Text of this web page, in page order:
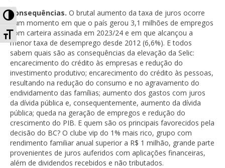
Alternar Alto Contraste
Alternar Tamanho da Fonte
Consequências. O brutal aumento da taxa de juros ocorre
num momento em que o país gerou 3,1 milhões de empregos
com carteira assinada em 2023/24 e em que alcançou a
menor taxa de desemprego desde 2012 (6,6%). E todos
sabem quais são as consequências da elevação da Selic:
encarecimento do crédito às empresas e redução do
investimento produtivo; encarecimento do crédito às pessoas,
resultando na redução do consumo e no agravamento do
endividamento das famílias; aumento dos gastos com juros
da dívida pública e, consequentemente, aumento da dívida
pública; queda na geração de empregos e redução do
crescimento do PIB. E quem são os principais favorecidos pela
decisão do BC? O clube vip do 1% mais rico, grupo com
rendimento familiar anual superior a R$ 1 milhão, grande parte
provenientes de juros auferidos com aplicações financeiras,
além de dividendos recebidos e não tributados.